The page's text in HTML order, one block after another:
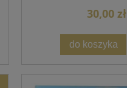
30,00 zł
do koszyka